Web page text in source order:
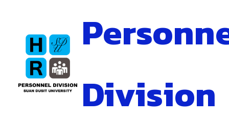
content
Division